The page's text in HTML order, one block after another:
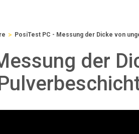
> PosiTest PC - Messung der Dicke von
der